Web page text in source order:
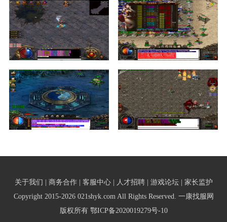
关于我们 | 商务合作 | 客服中心 | 人才招聘 | 游戏论坛 | 家长监护
Copyright 2015-2026 021shyk.com All Rights Reserved. 一康找服网
版权所有 鄂ICP备2020019279号-10